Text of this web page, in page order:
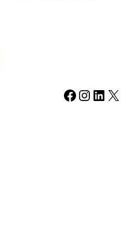
Facebook Instagram LinkedIn X